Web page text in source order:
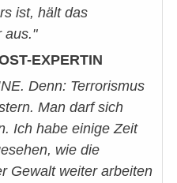
ist, hält das
aus."
EXPERTIN
Denn: Terrorismus
Man darf sich
Ich habe einige Zeit
wie die
Gewalt weiter arbeiten